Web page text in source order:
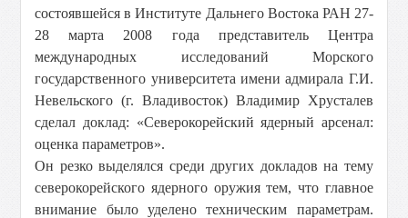
состоявшейся в Институте Дальнего Востока РАН 27-
28 марта 2008 года представитель Центра
международных исследований Морского
государственного университета имени адмирала Г.И.
Невельского (г. Владивосток) Владимир Хрусталев
сделал доклад: «Северокорейский ядерный арсенал:
оценка параметров».
Он резко выделялся среди других докладов на тему
северокорейского ядерного оружия тем, что главное
внимание было уделено техническим параметрам.